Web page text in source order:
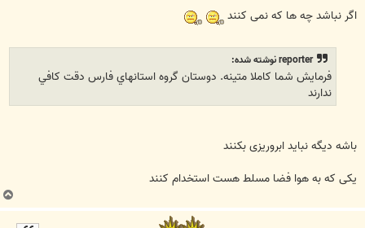
اگر نباشد چه ها که نمی کنند
reporter نوشته شده:
فرمايش شما كاملا متينه. دوستان گروه استانهاي فارس دقت كافي
ندارند
باشه دیگه نباید ابروریزی بکنند
یکی که به هوا فضا مسلط هست استخدام کنند